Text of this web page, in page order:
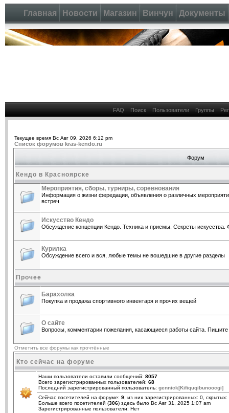
Главная Новости Магазин Винчун Документы
FAQ Поиск Пользователи Группы
Текущее время Вс Авг 09, 2026 6:12 pm
Список форумов kras-kendo.ru
Форум
Кендо в Красноярске
Мероприятия, сборы, турниры, соревнования
Информация о жизни фередации, объявления о различных
встреч
Искусство Кендо
Обсуждение концепции Кендо. Техника и приемы. Секреты искусства.
Курилка
Обсуждение всего и вся, любые темы не вошедшие в другие разделы
Прочее
Барахолка
Покупка и продажа спортивного инвентаря и прочих вещей
О сайте
Вопросы, комментарии пожелания, касающиеся работы сайта.
Отметить все форумы как прочтённые
Кто сейчас на форуме
Наши пользователи оставили сообщений: 8057
Всего зарегистрированных пользователей: 68
Последний зарегистрированный пользователь: gennick[Kifiquqibunoocgi]
Сейчас посетителей на форуме: 9 , из них зарегистрированных: 0,
Больше всего посетителей (306) здесь было Вс Авг 31, 2025 1:07 am
Зарегистрированные пользователи: Нет